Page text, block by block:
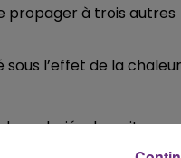
propager à trois autres
l’effet de la
salariés devrait se